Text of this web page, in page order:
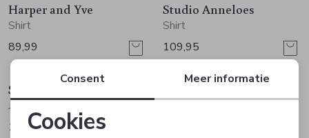
Harper and Yve
Shirt
89,99
Studio Anneloes
Shirt
109,95
Nieuw
Studio Anneloes
Jurk
169,95
Nieuw
Consent Meer informatie
Cookies